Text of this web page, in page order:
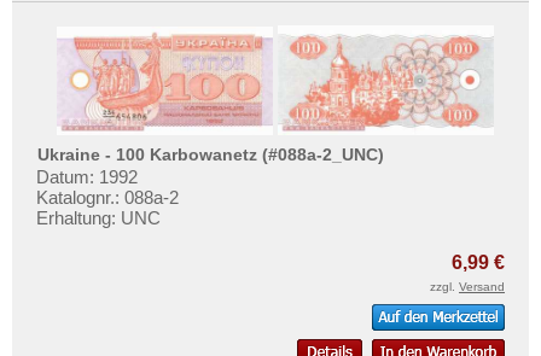
Ukraine - 100 Karbowanetz (#088a-2_UNC)
Datum: 1992
Katalognr.: 088a-2
Erhaltung: UNC
6,99 €
zzgl. Versand